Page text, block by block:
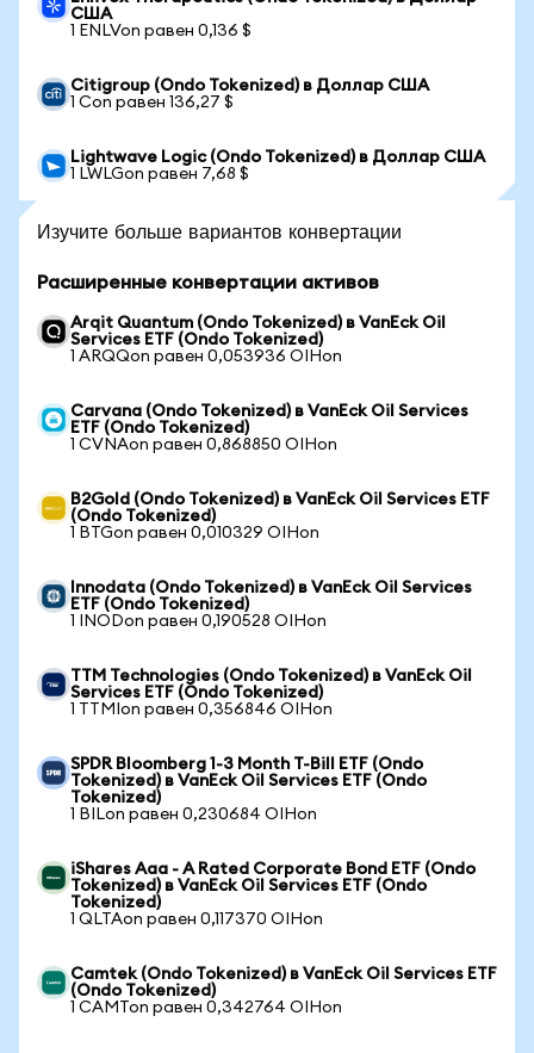
США
1 ENLVon равен 0,136 $
Citigroup (Ondo Tokenized) в Доллар США
1 Con равен 136,27 $
Lightwave Logic (Ondo Tokenized) в Доллар США
1 LWLGon равен 7,68 $
Изучите больше вариантов конвертации
Расширенные конвертации активов
Arqit Quantum (Ondo Tokenized) в VanEck Oil
Services ETF (Ondo Tokenized)
1 ARQQon равен 0,053936 OIHon
Carvana (Ondo Tokenized) в VanEck Oil Services
ETF (Ondo Tokenized)
1 CVNAon равен 0,868850 OIHon
B2Gold (Ondo Tokenized) в VanEck Oil Services ETF
(Ondo Tokenized)
1 BTGon равен 0,010329 OIHon
Innodata (Ondo Tokenized) в VanEck Oil Services
ETF (Ondo Tokenized)
1 INODon равен 0,190528 OIHon
TTM Technologies (Ondo Tokenized) в VanEck Oil
Services ETF (Ondo Tokenized)
1 TTMIon равен 0,356846 OIHon
SPDR Bloomberg 1-3 Month T-Bill ETF (Ondo
Tokenized) в VanEck Oil Services ETF (Ondo
Tokenized)
1 BILon равен 0,230684 OIHon
iShares Aaa - A Rated Corporate Bond ETF (Ondo
Tokenized) в VanEck Oil Services ETF (Ondo
Tokenized)
1 QLTAon равен 0,117370 OIHon
Camtek (Ondo Tokenized) в VanEck Oil Services ETF
(Ondo Tokenized)
1 CAMTon равен 0,342764 OIHon